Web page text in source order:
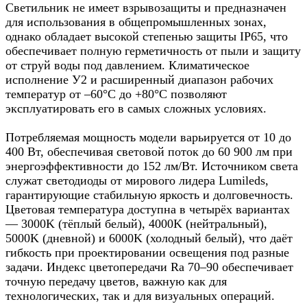
Светильник не имеет взрывозащиты и предназначен
для использования в общепромышленных зонах,
однако обладает высокой степенью защиты IP65, что
обеспечивает полную герметичность от пыли и защиту
от струй воды под давлением. Климатическое
исполнение У2 и расширенный диапазон рабочих
температур от –60°C до +80°C позволяют
эксплуатировать его в самых сложных условиях.
Потребляемая мощность модели варьируется от 10 до
400 Вт, обеспечивая световой поток до 60 900 лм при
энергоэффективности до 152 лм/Вт. Источником света
служат светодиоды от мирового лидера Lumileds,
гарантирующие стабильную яркость и долговечность.
Цветовая температура доступна в четырёх вариантах
— 3000K (тёплый белый), 4000K (нейтральный),
5000K (дневной) и 6000K (холодный белый), что даёт
гибкость при проектировании освещения под разные
задачи. Индекс цветопередачи Ra 70–90 обеспечивает
точную передачу цветов, важную как для
технологических, так и для визуальных операций.